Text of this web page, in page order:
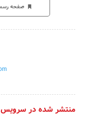
صفحه
منتشر شده در